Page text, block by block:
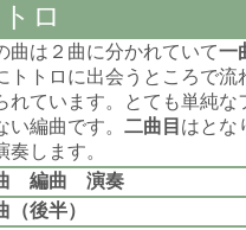
トロ
曲は２曲に分かれていて一
トトロに出会うところで
れています。とても単純
い編曲です。 二曲目 はとな
奏します。
編曲 演奏
（後半）